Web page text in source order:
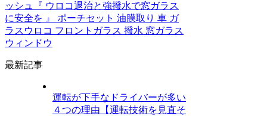
ッシュ『 ウロコ退治と強撥水で窓ガラス
に安全を 』 ポーチセット 油膜取り 車 ガ
ラスウロコ フロントガラス 撥水 窓ガラス
ウィンドウ
最新記事
運転が下手なドライバーが多い
４つの理由【運転技術を見直そ